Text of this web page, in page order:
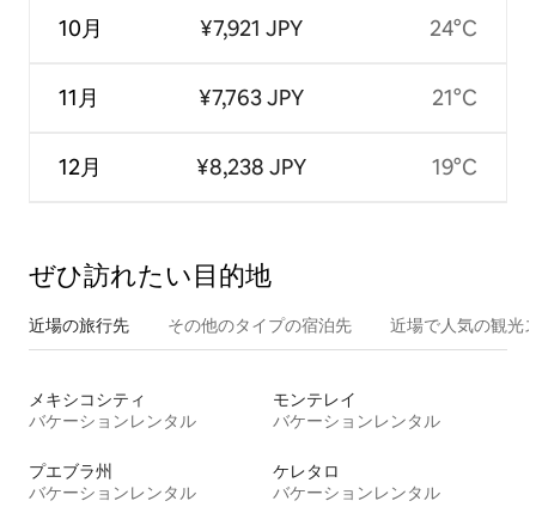
10月
11月
12月
¥7,921 JPY
¥7,763 JPY
¥8,238 JPY
24°C
21°C
19°C
ぜひ訪⁠れ⁠た⁠い目⁠的⁠地
近場の旅行先 その他のタ⁠イ⁠プ⁠の宿⁠泊⁠先 近場で人気の観光
メキシコシティ
バケーションレンタル
モンテレイ
バケーションレンタル
プエブラ州
バケーションレンタル
ケレタロ
バケーションレンタル